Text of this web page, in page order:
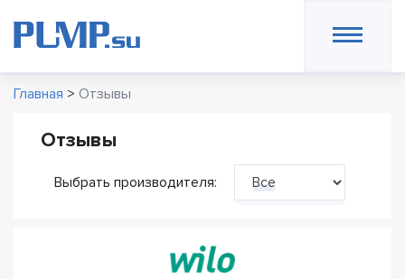
Главная > Отзывы
Отзывы
Выбрать производителя: Все